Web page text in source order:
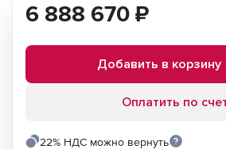
6 888 670 ₽
Добавить в корзину
Оплатить по
22% НДС можно вернуть